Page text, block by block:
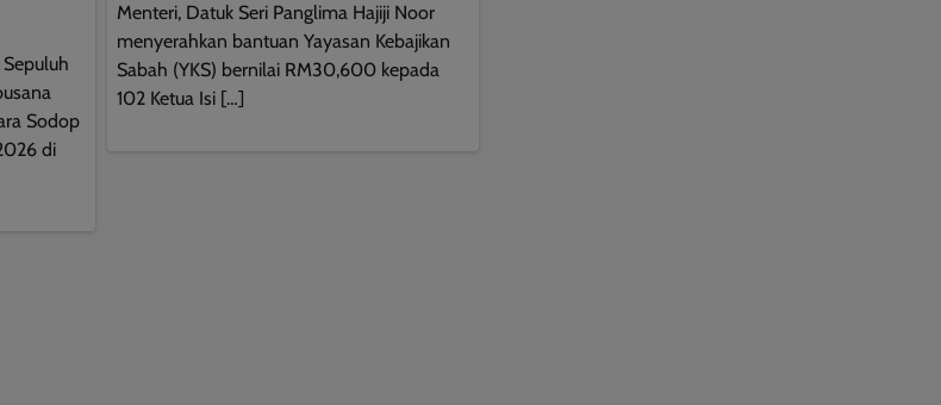
Sodop
di
Menteri, Datuk Seri Panglima Hajiji Noor
menyerahkan bantuan Yayasan Kebajikan
Sabah (YKS) bernilai RM30,600 kepada
102 Ketua Isi […]